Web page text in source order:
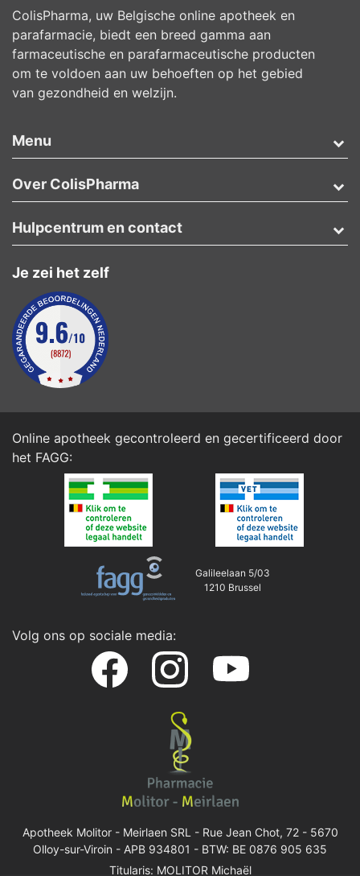
ColisPharma, uw Belgische online apotheek en
parafarmacie, biedt een breed gamma aan
farmaceutische en parafarmaceutische producten
om te voldoen aan uw behoeften op het gebied
van gezondheid en welzijn.
Menu
Over ColisPharma
Je zei het zelf
Hulpcentrum en contact
Online apotheek gecontroleerd en gecertificeerd door
het FAGG:
Galileelaan 5/03
1210 Brussel
Volg ons op sociale media:
Apotheek Molitor - Meirlaen SRL - Rue Jean Chot, 72 - 5670
Olloy-sur-Viroin - APB 934801 - BTW: BE 0876 905 635
Titularis: MOLITOR Michaël